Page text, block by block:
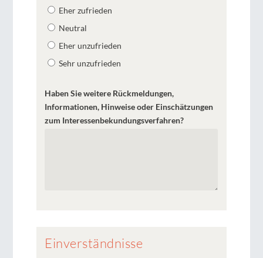
Eher zufrieden
Neutral
Eher unzufrieden
Sehr unzufrieden
Haben Sie weitere Rückmeldungen,
Informationen, Hinweise oder Einschätzungen
zum Interessenbekundungsverfahren?
Einverständnisse